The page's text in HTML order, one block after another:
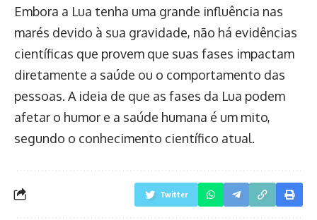
Embora a Lua tenha uma grande influência nas
marés devido à sua gravidade, não há evidências
científicas que provem que suas fases impactam
diretamente a saúde ou o comportamento das
pessoas. A ideia de que as fases da Lua podem
afetar o humor e a saúde humana é um mito,
segundo o conhecimento científico atual.
Twitter